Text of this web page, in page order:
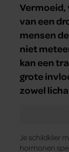
Vermoeid,
van een
mensen
niet
kan een
grote
zowel
Je schildklier
hormonen